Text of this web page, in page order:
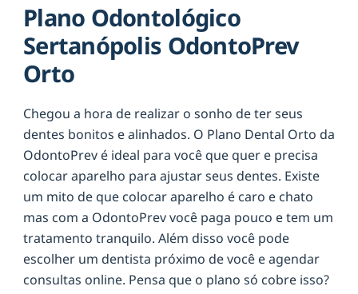
Plano Odontológico
Sertanópolis OdontoPrev
Orto
Chegou a hora de realizar o sonho de ter seus
dentes bonitos e alinhados. O Plano Dental Orto da
OdontoPrev é ideal para você que quer e precisa
colocar aparelho para ajustar seus dentes. Existe
um mito de que colocar aparelho é caro e chato
mas com a OdontoPrev você paga pouco e tem um
tratamento tranquilo. Além disso você pode
escolher um dentista próximo de você e agendar
consultas online. Pensa que o plano só cobre isso?